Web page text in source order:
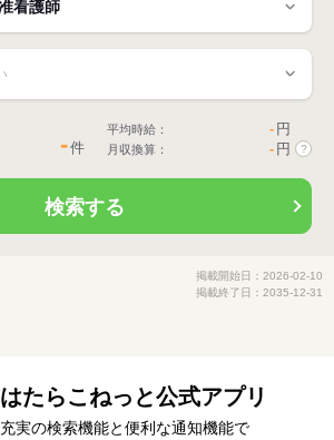
-件
平均時給： - 円
月収換算： - 円 ?
検索する
掲載開始日：2026-02-10
掲載終了日：2035-12-31
はたらこねっと公式アプリ
充実の検索機能と便利な通知機能で